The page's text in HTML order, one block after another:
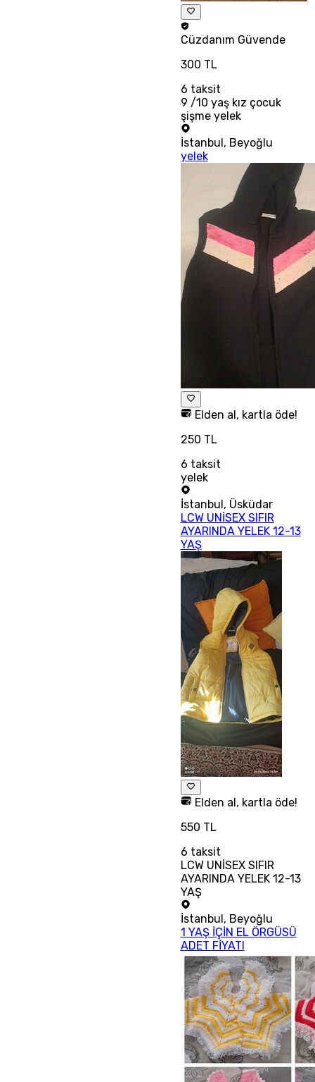
Cüzdanım Güvende
300 TL
6 taksit
9 /10 yaş kız çocuk
şişme yelek
İstanbul , Beyoğlu
yelek
Elden al, kartla öde!
250 TL
6 taksit
yelek
İstanbul, Üsküdar
LCW UNİSEX SIFIR
AYARINDA YELEK 12-13
YAŞ
Elden al, kartla öde!
550 TL
6 taksit
LCW UNİSEX SIFIR
AYARINDA YELEK 12-13
YAŞ
İstanbul, Beyoğlu
1 YAŞ İÇİN EL ÖRGÜSÜ
ADET FİYATI